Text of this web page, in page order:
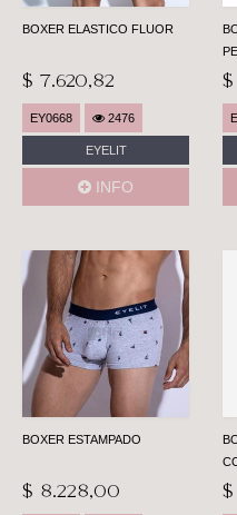
BOXER ELASTICO FLUOR
$ 7.620,82
EY0668 2476
EYELIT
INFO
$
BOXER ESTAMPADO
$ 8.228,00 $